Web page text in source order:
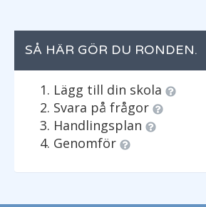
SÅ HÄR GÖR DU RONDEN.
Lägg till din skola
Svara på frågor
Handlingsplan
Genomför